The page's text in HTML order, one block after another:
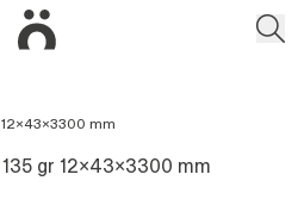
mm
gr 12x43x3300 mm